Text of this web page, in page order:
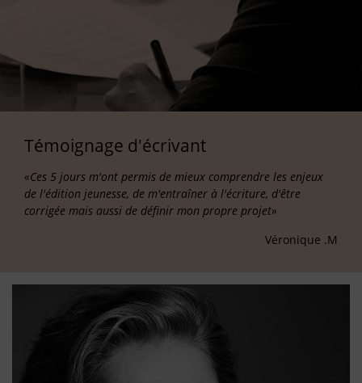
Témoignage d'écrivant
«Ces 5 jours m'ont permis de mieux comprendre les enjeux
de l'édition jeunesse, de m'entraîner à l'écriture, d'être
corrigée mais aussi de définir mon propre projet»
Véronique .M